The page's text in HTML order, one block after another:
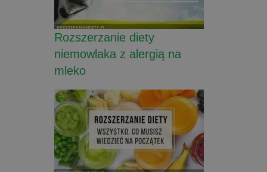
Rozszerzanie diety
niemowlaka z alergią na
mleko